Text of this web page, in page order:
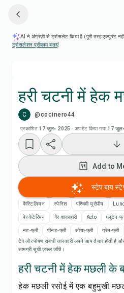
AI ने अंग्रेज़ी से ट्रांसलेट किया है (पूरी तरह एक्यूरेट
ट्रांसलेशन प्रॉब्लम बताएं
हरी चटनी में हेक
C @cocinero44
प्रकाशित 17 जुल॰ 2025 ·अपडेट किया गया 17
Add to
Add to
रेसिपी नोट्स
रेसिपी
शेयर करें
Add to
स्टेप बाय
कैस्टिलियन स्पेनिश पश्चिमी यूरोपीय
पेस्केटेरियन गैर-शाकाहारी Keto ग्लूटेन-
नट-फ्री पीनट-फ्री सोया-फ्री ग्रेन-फ्री
टैग और पोषण संबंधी जानकारी अपने आप तैयार होती है
सामग्री सूची ज़रूर जाँचें।
हरी चटनी में हेक मछली के
हेक मछली रसोई में एक बहुमुखी